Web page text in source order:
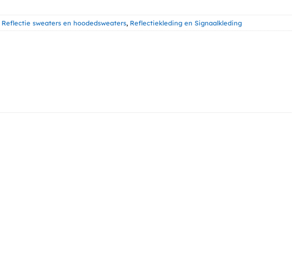
Reflectie sweaters en hoodedsweaters, Reflectiekleding en Signaalkleding